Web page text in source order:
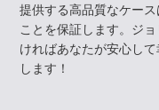
提供する高品質なケー
ことを保証します。ジ
ければあなたが安心し
します！